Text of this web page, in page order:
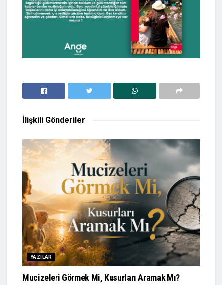
İlişkili Gönderiler
YAZILAR
Mucizeleri Görmek Mi, Kusurları Aramak Mı?